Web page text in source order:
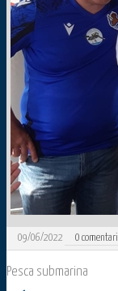
09/06/2022 0
Pesca submarina